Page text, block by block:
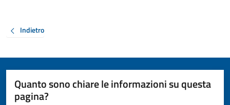
Indietro
Quanto sono chiare le informazioni su questa
pagina?